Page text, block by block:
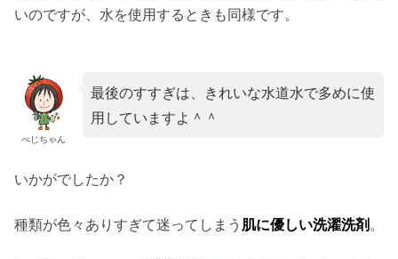
いのですが、水を使用するときも同様です。
べじちゃん
最後のすすぎは、きれいな水道水で多めに使
用していますよ＾＾
いかがでしたか？
種類が色々ありすぎて迷ってしまう 肌に優しい洗濯洗剤。